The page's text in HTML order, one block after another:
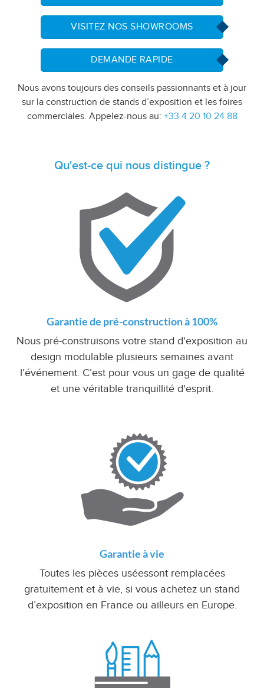
VISITEZ NOS SHOWROOMS
DEMANDE RAPIDE
Nous avons toujours des conseils passionnants et à jour
sur la construction de stands d’exposition et les foires
commerciales. Appelez-nous au: +33 4 20 10 24 88
Qu'est-ce qui nous distingue ?
Garantie de pré-construction à 100%
Nous pré-construisons votre stand d'exposition au
design modulable plusieurs semaines avant
l’événement. C’est pour vous un gage de qualité
et une véritable tranquillité d'esprit.
Garantie à vie
Toutes les pièces uséessont remplacées
gratuitement et à vie, si vous achetez un stand
d’exposition en France ou ailleurs en Europe.